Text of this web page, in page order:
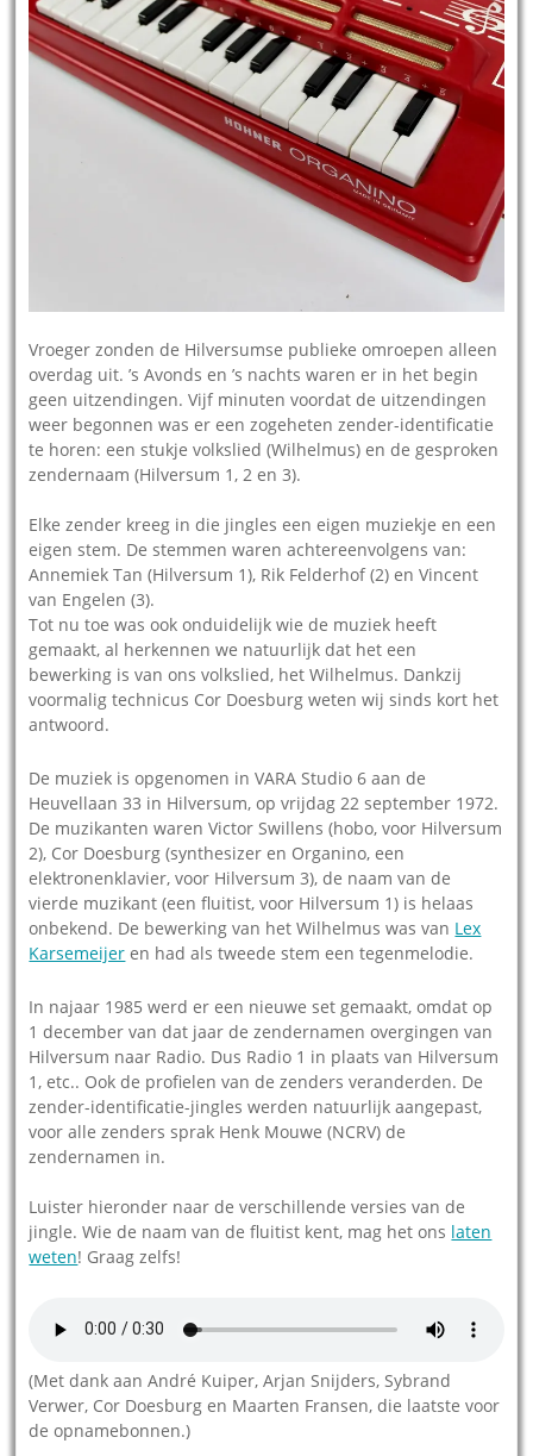
Vroeger zonden de Hilversumse publieke omroepen alleen
overdag uit. ’s Avonds en ’s nachts waren er in het begin
geen uitzendingen. Vijf minuten voordat de uitzendingen
weer begonnen was er een zogeheten zender-identificatie
te horen: een stukje volkslied (Wilhelmus) en de gesproken
zendernaam (Hilversum 1, 2 en 3).
Elke zender kreeg in die jingles een eigen muziekje en een
eigen stem. De stemmen waren achtereenvolgens van:
Annemiek Tan (Hilversum 1), Rik Felderhof (2) en Vincent
van Engelen (3).
Tot nu toe was ook onduidelijk wie de muziek heeft
gemaakt, al herkennen we natuurlijk dat het een
bewerking is van ons volkslied, het Wilhelmus. Dankzij
voormalig technicus Cor Doesburg weten wij sinds kort het
antwoord.
De muziek is opgenomen in VARA Studio 6 aan de
Heuvellaan 33 in Hilversum, op vrijdag 22 september 1972.
De muzikanten waren Victor Swillens (hobo, voor Hilversum
2), Cor Doesburg (synthesizer en Organino, een
elektronenklavier, voor Hilversum 3), de naam van de
vierde muzikant (een fluitist, voor Hilversum 1) is helaas
onbekend. De bewerking van het Wilhelmus was van Lex
Karsemeijer en had als tweede stem een tegenmelodie.
In najaar 1985 werd er een nieuwe set gemaakt, omdat op
1 december van dat jaar de zendernamen overgingen van
Hilversum naar Radio. Dus Radio 1 in plaats van Hilversum
1, etc.. Ook de profielen van de zenders veranderden. De
zender-identificatie-jingles werden natuurlijk aangepast,
voor alle zenders sprak Henk Mouwe (NCRV) de
zendernamen in.
Luister hieronder naar de verschillende versies van de
jingle. Wie de naam van de fluitist kent, mag het ons laten
weten! Graag zelfs!
(Met dank aan André Kuiper, Arjan Snijders, Sybrand
Verwer, Cor Doesburg en Maarten Fransen, die laatste voor
de opnamebonnen.)